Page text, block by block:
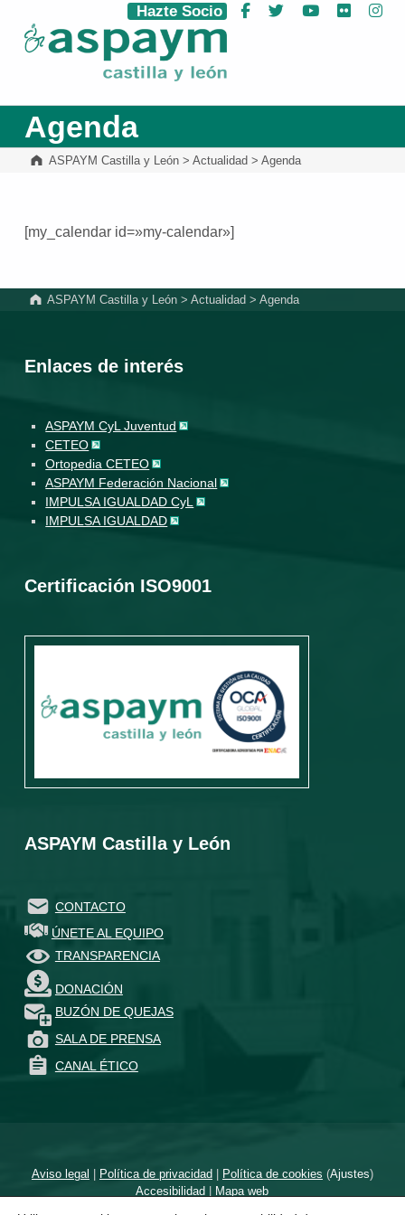
ASPAYM Castilla y León
Hazte Socio Facebook
Twitter YouTube
Flickr
Agenda
ASPAYM Castilla y León> Actualidad > Agenda
[my_calendar id=»my-calendar»]
ASPAYM Castilla y León >Actualidad >Agenda
Enlaces de interés
ASPAYM CyL Juventud
CETEO
Ortopedia CETEO
ASPAYM Federación Nacional
IMPULSA IGUALDAD CyL
IMPULSA IGUALDAD
Certificación ISO9001
ASPAYM Castilla y León
CONTACTO
ÚNETE AL EQUIPO
TRANSPARENCIA
DONACIÓN
BUZÓN DE QUEJAS
SALA DE PRENSA
CANAL ÉTICO
Aviso legal | Política de privacidad| Política de cookies (Ajustes)
Accesibilidad | Mapa web